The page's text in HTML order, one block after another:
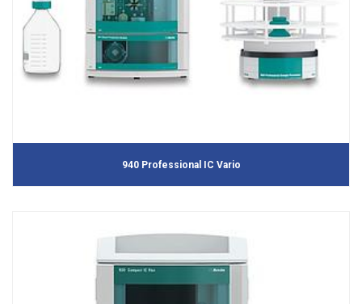
940 Professional IC Vario